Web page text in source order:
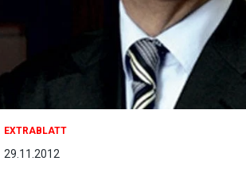
EXTRABLATT
29.11.2012